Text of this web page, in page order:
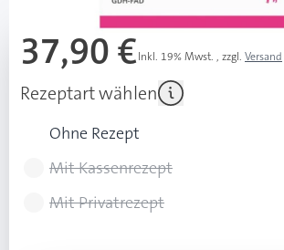
37,90 €Inkl. 19% Mwst. , zzgl. Versand
Rezeptart wählen
Ohne Rezept
Mit Kassenrezept
Mit Privatrezept